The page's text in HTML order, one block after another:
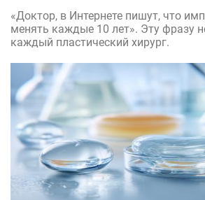
«Доктор, в Интернете пишут, что
менять каждые 10 лет». Эту фразу
каждый пластический хирург.